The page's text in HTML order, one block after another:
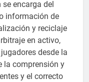
encarga del
información de
y reciclaje
en activo,
desde la
la comprensión y
y el correcto